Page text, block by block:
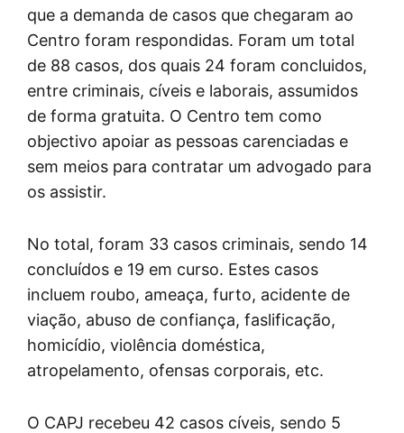
que a demanda de casos que chegaram ao
Centro foram respondidas. Foram um total
de 88 casos, dos quais 24 foram concluidos,
entre criminais, cíveis e laborais, assumidos
de forma gratuita. O Centro tem como
objectivo apoiar as pessoas carenciadas e
sem meios para contratar um advogado para
os assistir.
No total, foram 33 casos criminais, sendo 14
concluídos e 19 em curso. Estes casos
incluem roubo, ameaça, furto, acidente de
viação, abuso de confiança, faslificação,
homicídio, violência doméstica,
atropelamento, ofensas corporais, etc.
O CAPJ recebeu 42 casos cíveis, sendo 5